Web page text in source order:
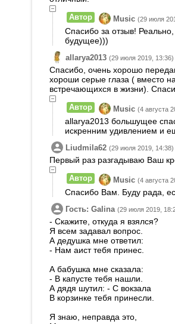
Автор Music (29 июля
Спасибо за отзыв!
будущее)))
allarya2013 (29 июля 2019, 13:36)
Спасибо, очень хорошо
хороши серые глаза ( вместо
встречающихся в жизни).
Автор Music (4 августа
allarya2013 большущее
искренним удивлением и
Liudmila62 (29 июля 2019, 14:38)
Первый раз разгадываю Ваш
Автор Music (4 августа
Спасибо Вам. Буду рада,
Гость: Galina (29 июля 2019,
- Скажите, откуда я взялся?
Я всем задавал вопрос.
А дедушка мне ответил:
- Нам аист тебя принес.
А бабушка мне сказала:
- В капусте тебя нашли.
А дядя шутил: - С вокзала
В корзинке тебя принесли.
Я знаю, неправда это,